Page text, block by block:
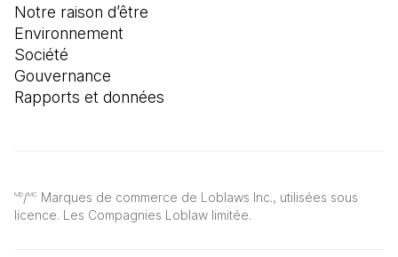
MD/MC Marques de commerce de Loblaws Inc., utilisées sous
licence. Les Compagnies Loblaw limitée.
Notre raison d’être
Environnement
Société
Gouvernance
Rapports et données